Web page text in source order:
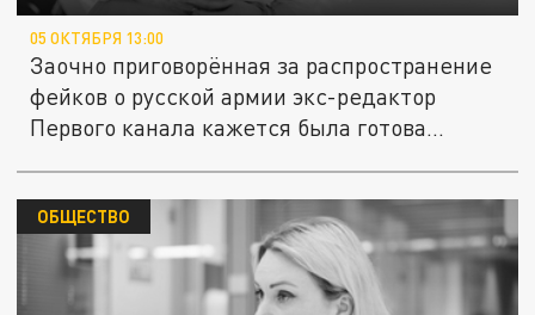
05 ОКТЯБРЯ 13:00
Заочно приговорённая за распространение
фейков о русской армии экс-редактор
Первого канала кажется была готова...
ОБЩЕСТВО